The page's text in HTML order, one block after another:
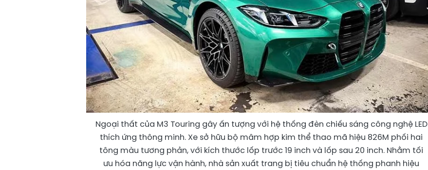
Ngoại thất của M3 Touring gây ấn tượng với hệ thống đèn chiếu sáng công nghệ LED
thích ứng thông minh. Xe sở hữu bộ mâm hợp kim thể thao mã hiệu 826M phối hai
tông màu tương phản, với kích thước lốp trước 19 inch và lốp sau 20 inch. Nhằm tối
ưu hóa năng lực vận hành, nhà sản xuất trang bị tiêu chuẩn hệ thống phanh hiệu